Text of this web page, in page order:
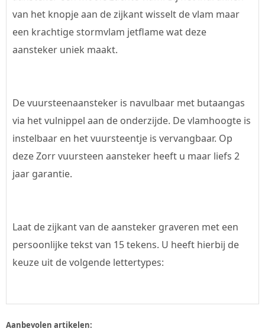
van het knopje aan de zijkant wisselt de vlam maar
een krachtige stormvlam jetflame wat deze
aansteker uniek maakt.
De vuursteenaansteker is navulbaar met butaangas
via het vulnippel aan de onderzijde. De vlamhoogte is
instelbaar en het vuursteentje is vervangbaar. Op
deze Zorr vuursteen aansteker heeft u maar liefs 2
jaar garantie.
Laat de zijkant van de aansteker graveren met een
persoonlijke tekst van 15 tekens. U heeft hierbij de
keuze uit de volgende lettertypes:
Aanbevolen artikelen: